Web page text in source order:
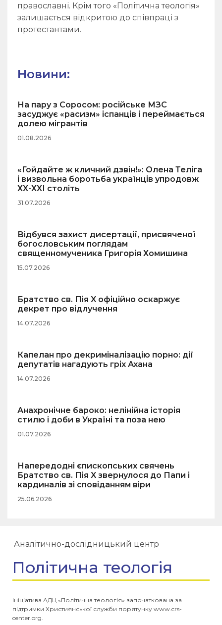
православні. Крім того «Політична теологія»
залишається відкритою до співпраці з
протестантами.
Новини:
На пару з Соросом: російське МЗС
засуджує «расизм» іспанців і переймається
долею мігрантів
01.08.2026
«Гойдайте ж кличний дзвін!»: Олена Теліга
і визвольна боротьба українців упродовж
ХХ-ХХІ століть
31.07.2026
Відбувся захист дисертації, присвяченої
богословським поглядам
священномученика Григорія Хомишина
15.07.2026
Братство св. Пія X офіційно оскаржує
декрет про відлучення
14.07.2026
Капелан про декриміналізацію порно: дії
депутатів нагадують гріх Ахана
14.07.2026
Анахронічне бароко: нелінійна історія
стилю і доби в Україні та поза нею
01.07.2026
Напередодні єпископських свячень
Братство св. Пія X звернулося до Папи і
кардиналів зі сповіданням віри
25.06.2026
Аналітично-дослідницький центр
Політична теологія
Ініціатива АДЦ «Політична теологія» започаткована за
підтримки Християнської служби порятунку www.crs-
center.org.